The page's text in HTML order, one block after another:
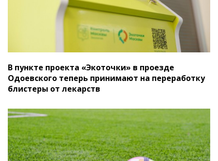
В пункте проекта «Экоточки» в проезде
Одоевского теперь принимают на переработку
блистеры от лекарств